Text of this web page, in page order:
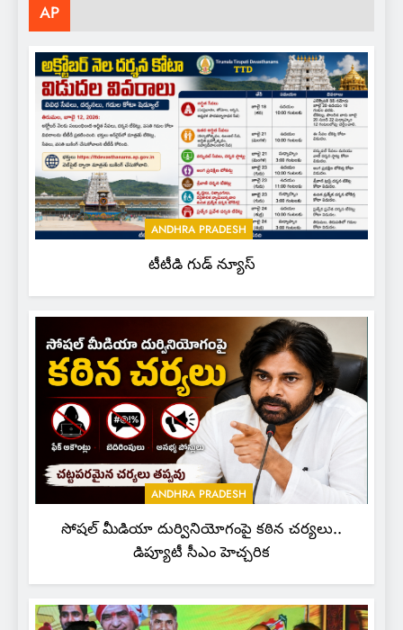
AP
ANDHRA PRADESH
టీటీడి గుడ్ న్యూస్
ANDHRA PRADESH
సోషల్ మీడియా దుర్వినియోగంపై కఠిన చర్యలు..
డిప్యూటీ సీఎం హెచ్చరిక